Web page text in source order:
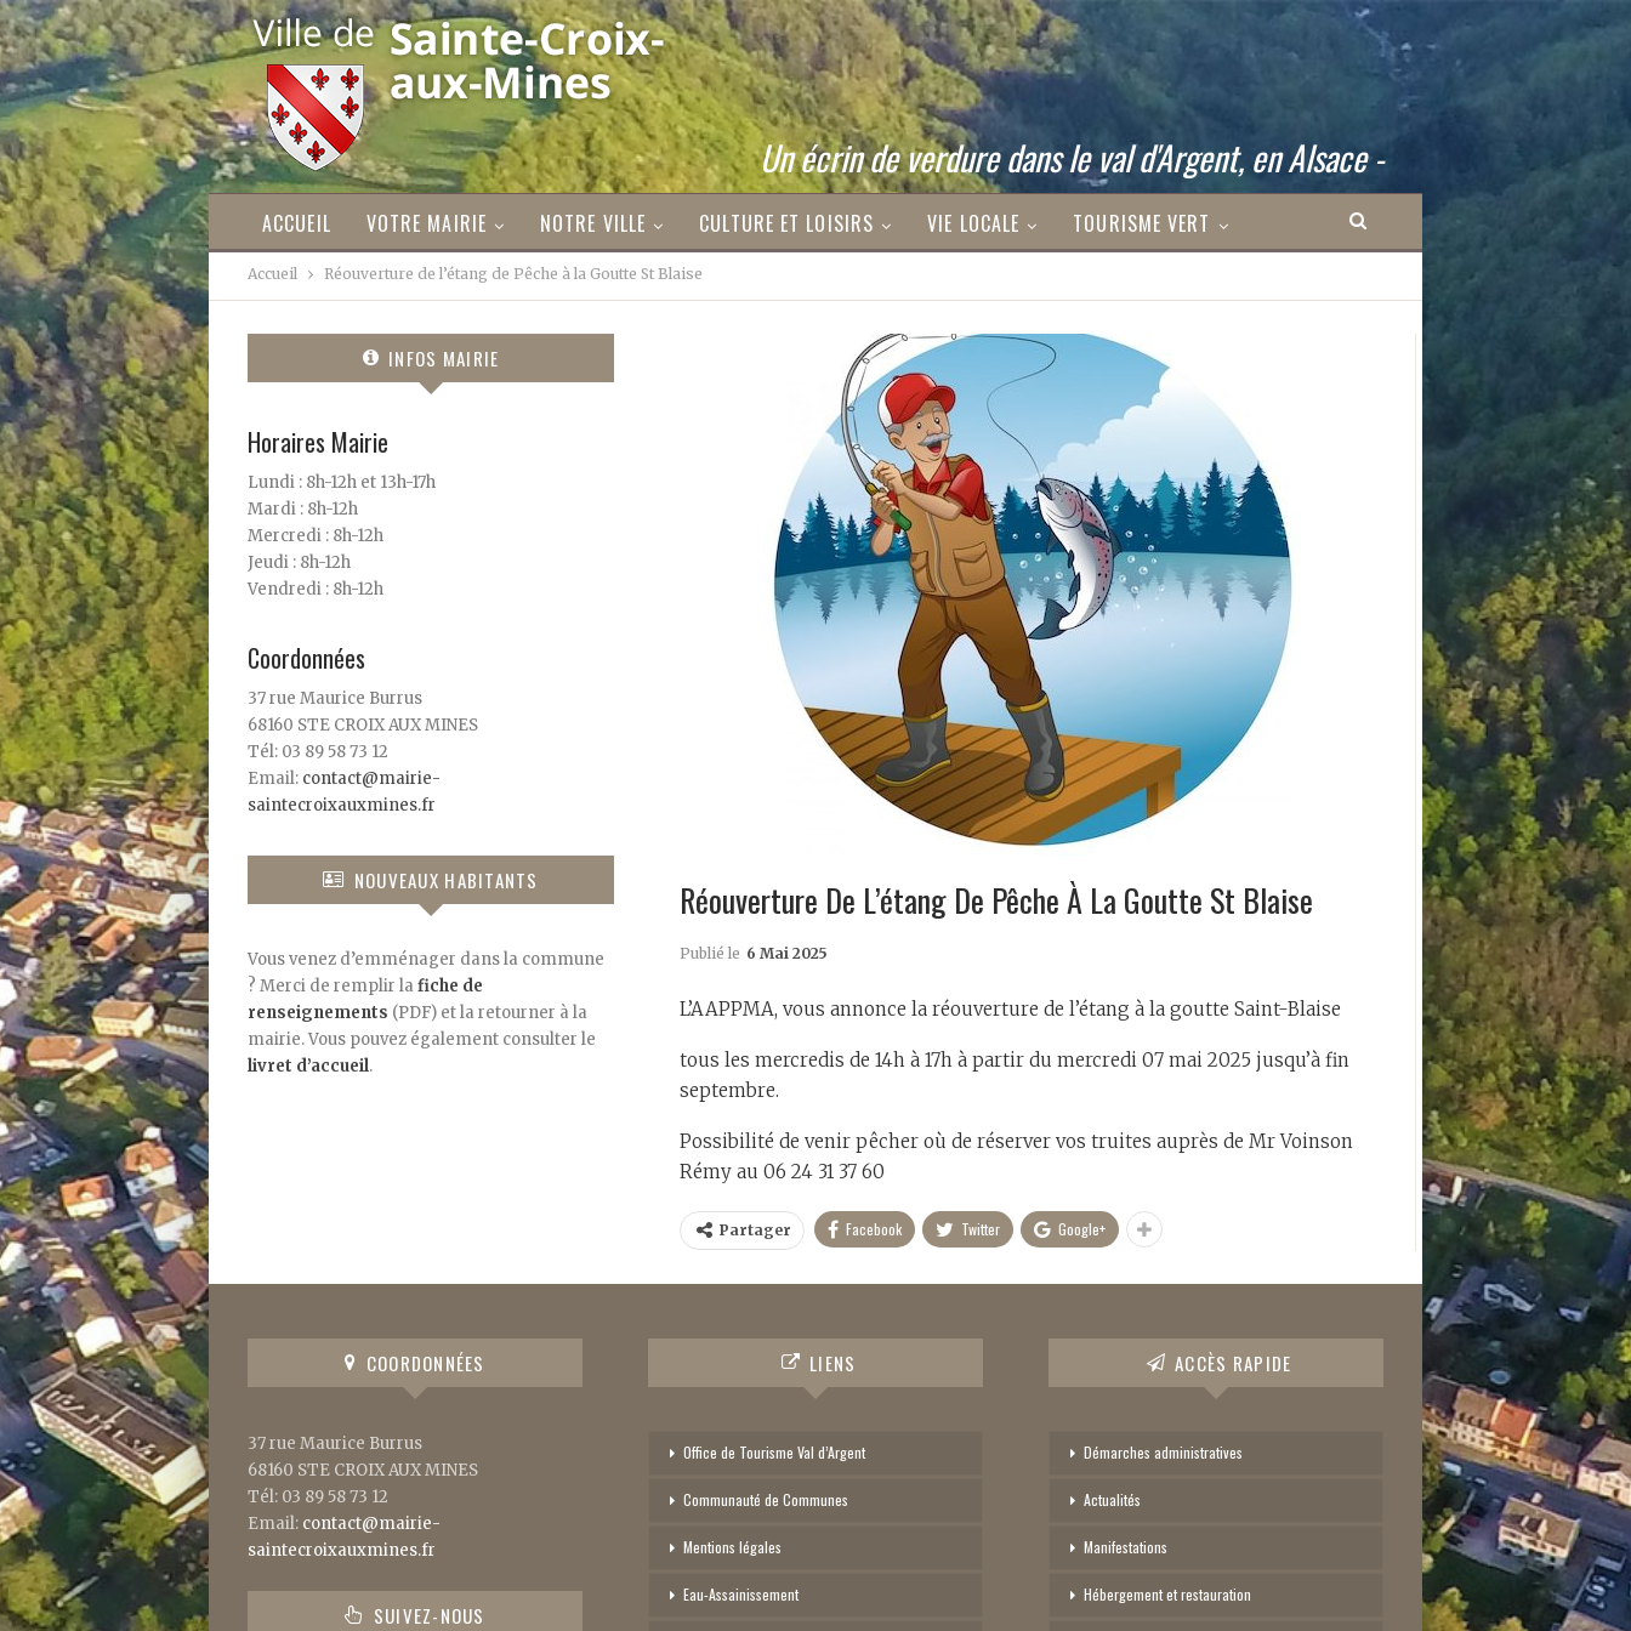
Un écrin de verdure dans le val d'Argent, en Alsace -
ACCUEIL VOTRE MAIRIE NOTRE VILLE CULTURE ET LOISIRS VIE LOCALE TOURISME VERT
Accueil Réouverture de l’étang de Pêche à la Goutte St Blaise
Réouverture De L’étang De Pêche À La Goutte St Blaise
Publié le 6 Mai 2025
L’AAPPMA, vous annonce la réouverture de l’étang à la goutte Saint-Blaise
tous les mercredis de 14h à 17h à partir du mercredi 07 mai 2025 jusqu’à fin
septembre.
Possibilité de venir pêcher où de réserver vos truites auprès de Mr Voinson
Rémy au 06 24 31 37 60
Partager Facebook Twitter Google+
INFOS MAIRIE
Horaires Mairie
Lundi : 8h-12h et 13h-17h
Mardi : 8h-12h
Mercredi : 8h-12h
Jeudi : 8h-12h
Vendredi : 8h-12h
Coordonnées
37 rue Maurice Burrus
68160 STE CROIX AUX MINES
Tél: 03 89 58 73 12
Email: contact@mairie-
saintecroixauxmines.fr
NOUVEAUX HABITANTS
Vous venez d’emménager dans la commune
? Merci de remplir la fiche de
renseignements (PDF) et la retourner à la
mairie. Vous pouvez également consulter le
livret d’accueil.
COORDONNÉES
37 rue Maurice Burrus
68160 STE CROIX AUX MINES
Tél: 03 89 58 73 12
Email: contact@mairie-
saintecroixauxmines.fr
SUIVEZ-NOUS
LIENS
Office de Tourisme Val d’Argent
Communauté de Communes
Mentions légales
Eau-Assainissement
ACCÈS RAPIDE
Démarches administratives
Actualités
Manifestations
Hébergement et restauration